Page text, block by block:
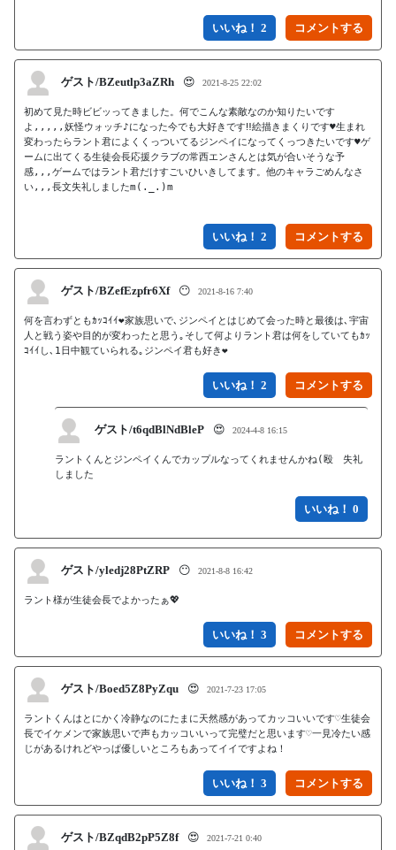
いいね！ 2
ゲスト/BZeutlp3aZRh 😍 2021-8-25 22:02
初めて見た時ビビッってきました。何でこんな素敵なのか知りたいです
よ,,,,,妖怪ウォッチ♪になった今でも大好きです‼絵描きまくりです♥生まれ
変わったらラント君によくくっついてるジンペイになってくっつきたいです♥ゲ
ームに出てくる生徒会長応援クラブの常西エンさんとは気が合いそうな予
感,,,ゲームではラント君だけすごいひいきしてます。他のキャラごめんなさ
い,,,長文失礼しましたm(._.)m
いいね！ 2
ゲスト/BZefEzpfr6Xf 😶 2021-8-16 7:40
何を言わずともｶｯｺｲｲ❤️家族思いで､ジンペイとはじめて会った時と最後は､宇宙
人と戦う姿や目的が変わったと思う｡そして何よりラント君は何をしていてもｶｯ
ｺｲｲし､1日中観ていられる｡ジンペイ君も好き❤️
いいね！ 2
ゲスト/t6qdBlNdBleP 😍 2024-4-8 16:15
ラントくんとジンペイくんでカップルなってくれませんかね(殴　失礼
しました
いいね！ 0
ゲスト/yledj28PtZRP 😶 2021-8-8 16:42
ラント様が生徒会長でよかったぁ💖
いいね！ 3
ゲスト/Boed5Z8PyZqu 😍 2021-7-23 17:05
ラントくんはとにかく冷静なのにたまに天然感があってカッコいいです♡生徒会
長でイケメンで家族思いで声もカッコいいって完璧だと思います♡一見冷たい感
じがあるけれどやっぱ優しいところもあってイイですよね！
いいね！ 3
ゲスト/BZqdB2pP5Z8f 😍 2021-7-21 0:40